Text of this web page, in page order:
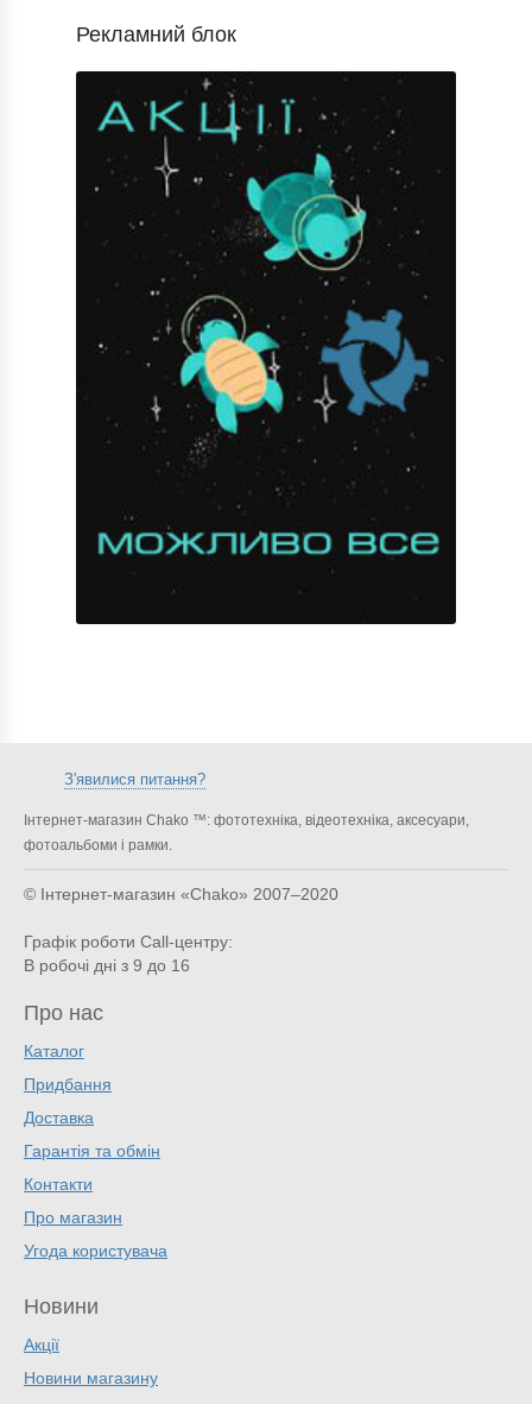
Рекламний блок
З'явилися питання?
Інтернет-магазин Chako ™: фототехніка, відеотехніка, аксесуари,
фотоальбоми і рамки.
© Інтернет-магазин «Chako» 2007–2020
Графік роботи Call-центру:
В робочі дні з 9 до 16
Про нас
Каталог
Придбання
Доставка
Гарантія та обмін
Контакти
Про магазин
Угода користувача
Новини
Акції
Новини магазину